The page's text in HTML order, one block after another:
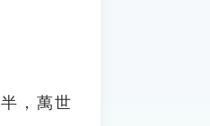
，萬世